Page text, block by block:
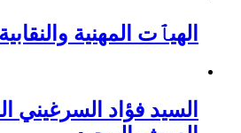
الهيٱت المهنية
السيد فؤاد السرغيني